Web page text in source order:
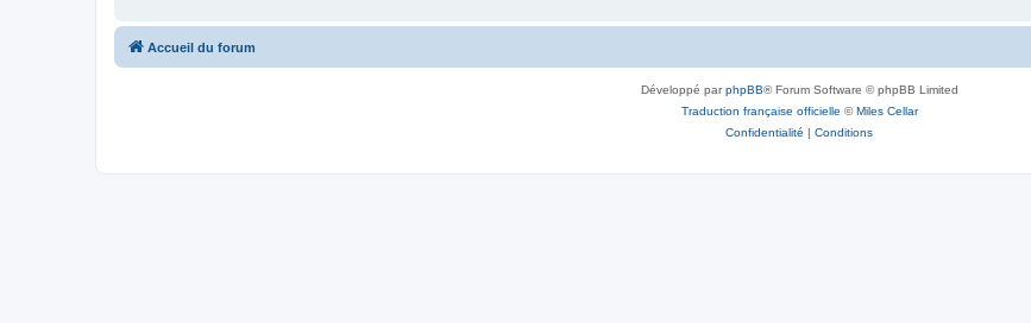
Accueil du forum
Développé parphpBB® Forum Software © phpBB Limited
Traduction française officielle ©Miles Cellar
Confidentialité | Conditions